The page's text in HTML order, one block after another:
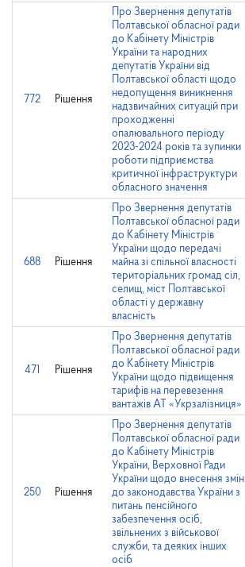
772 Рішення
Про Звернення депутатів
Полтавської обласної ради
до Кабінету Міністрів
України та народних
депутатів України від
Полтавської області щодо
недопущення виникнення
надзвичайних ситуацій при
проходженні
опалювального періоду
2023-2024 років та зупинки
роботи підприємства
критичної інфраструктури
обласного значення
688 Рішення
Про Звернення депутатів
Полтавської обласної ради
до Кабінету Міністрів
України щодо передачі
майна зі спільної власності
територіальних громад сіл,
селищ, міст Полтавської
області у державну
власність
471 Рішення
Про Звернення депутатів
Полтавської обласної ради
до Кабінету Міністрів
України щодо підвищення
тарифів на перевезення
вантажів АТ «Укрзалізниця»
250 Рішення
Про Звернення депутатів
Полтавської обласної ради
до Кабінету Міністрів
України, Верховної Ради
України щодо внесення змін
до законодавства України з
питань пенсійного
забезпечення осіб,
звільнених з військової
служби, та деяких інших
осіб